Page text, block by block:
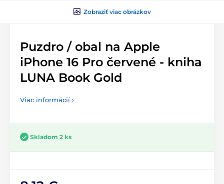
Zobraziť viac obrázkov
Puzdro / obal na Apple
iPhone 16 Pro červené - kniha
LUNA Book Gold
Viac informácií ›
Skladom 2 ks